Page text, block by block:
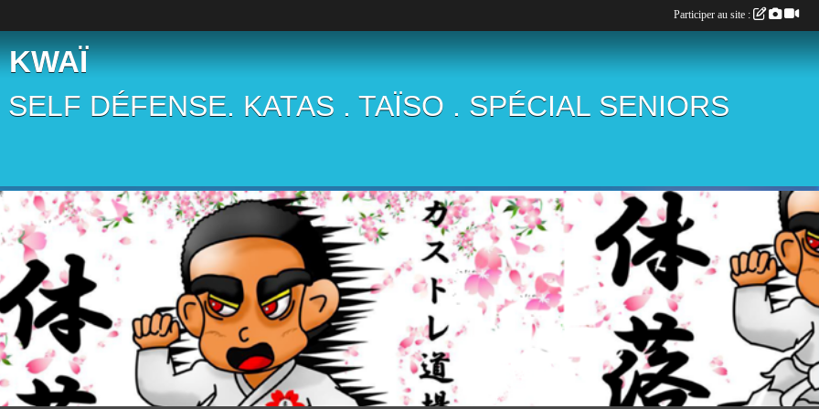
KWAÏ
DÉFENSE. KATAS . TAÏSO . SPÉCIAL SENIORS
Participer au site :